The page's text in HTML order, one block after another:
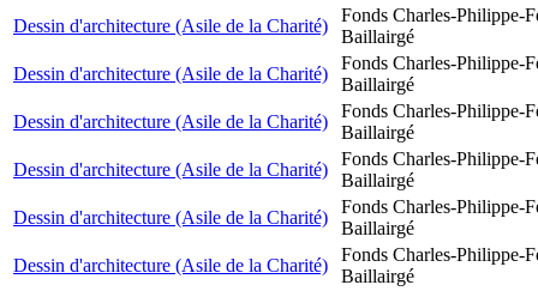
Dessin d'architecture (Asile de la Charité)
Fonds Charles-Philippe-
Baillairgé
Dessin d'architecture (Asile de la Charité)
Fonds Charles-Philippe-
Baillairgé
Dessin d'architecture (Asile de la Charité)
Fonds Charles-Philippe-
Baillairgé
Dessin d'architecture (Asile de la Charité)
Fonds Charles-Philippe-
Baillairgé
Dessin d'architecture (Asile de la Charité)
Fonds Charles-Philippe-
Baillairgé
Dessin d'architecture (Asile de la Charité)
Fonds Charles-Philippe-
Baillairgé